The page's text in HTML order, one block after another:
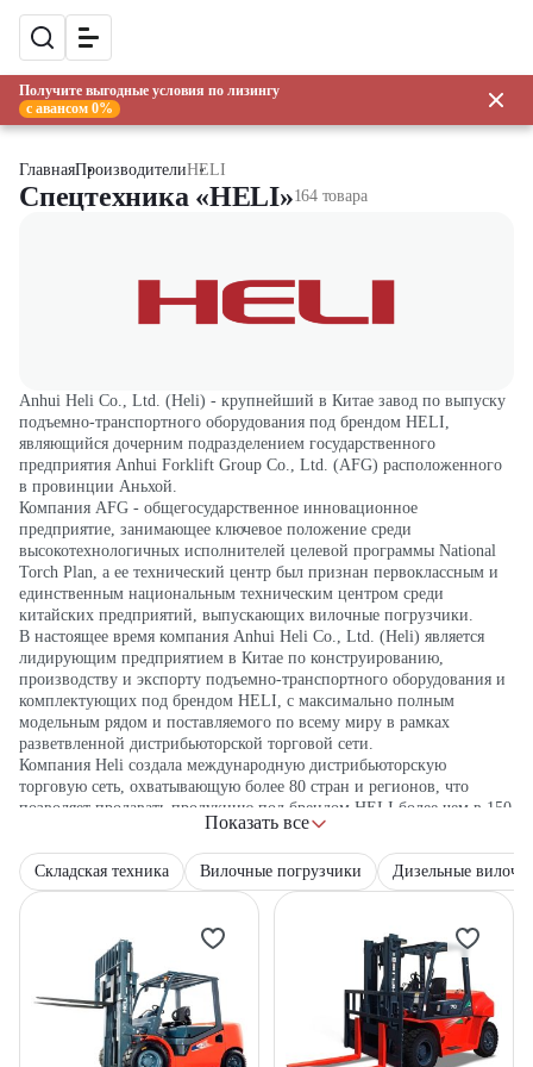
Получите выгодные условия по лизингу
с авансом 0%
ГлавнаяПроизводителиHELI
Спецтехника «HELI»164 товара
Anhui Heli Co., Ltd. (Heli) - крупнейший в Китае завод по выпуску
подъемно-транспортного оборудования под брендом HELI,
являющийся дочерним подразделением государственного
предприятия Anhui Forklift Group Co., Ltd. (AFG) расположенного
в провинции Аньхой.
Компания AFG - общегосударственное инновационное
предприятие, занимающее ключевое положение среди
высокотехнологичных исполнителей целевой программы National
Torch Plan, а ее технический центр был признан первоклассным и
единственным национальным техническим центром среди
китайских предприятий, выпускающих вилочные погрузчики.
В настоящее время компания Anhui Heli Co., Ltd. (Heli) является
лидирующим предприятием в Китае по конструированию,
производству и экспорту подъемно-транспортного оборудования и
комплектующих под брендом HELI, с максимально полным
модельным рядом и поставляемого по всему миру в рамках
разветвленной дистрибьюторской торговой сети.
Компания Heli создала международную дистрибьюторскую
торговую сеть, охватывающую более 80 стран и регионов, что
позволяет продавать продукцию под брендом HELI более чем в 150
странах и регионах Европы, Азии и Америки.
По результатам работы за 2017 год компания заняла 8-е место среди
20 крупнейших в мире производителей напольного транспорта, в
частности, по направлению вилочных автопогрузчиков.
зарегистрирована на Шанхайской фондовой бирже с 1996 года
(биржевый код: Anhui Heli 600761).
Бренд HELI – известный китайский товарный знак. Все основные
изделия под этим брендом получили сертификат безопасности ЕС,
сертификат Агентства защиты окружающей среды США и
сертификаты согласно стандартам ISO9001, ISO14001 и OHSAS
Показать все
Складская техника Вилочные погрузчики Дизельные